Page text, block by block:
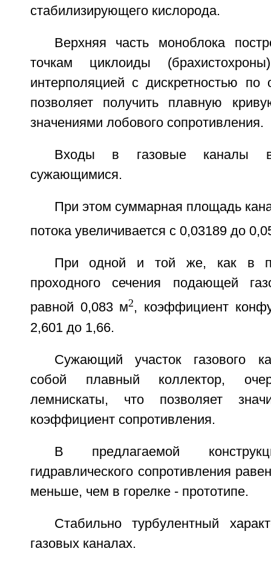
стабилизирующего кислорода.
Верхняя часть моноблока
точкам циклоиды
интерполяцией с дискретностью
позволяет получить плавную
значениями лобового сопротивления.
Входы в газовые каналы
сужающимися.
При этом суммарная площадь
потока увеличивается с 0,03189 до
При одной и той же, как в
проходного сечения подающей
равной 0,083 м2, коэффициент
2,601 до 1,66.
Сужающий участок газового
собой плавный коллектор,
лемнискаты, что позволяет
коэффициент сопротивления.
В предлагаемой
гидравлического сопротивления
меньше, чем в горелке - прототипе.
Стабильно турбулентный
газовых каналах.